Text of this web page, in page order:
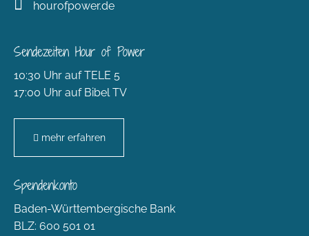
hourofpower.de
Sendezeiten Hour of Power
10:30 Uhr auf TELE 5
17:00 Uhr auf Bibel TV
mehr erfahren
Spendenkonto
Baden-Württembergische Bank
BLZ: 600 501 01